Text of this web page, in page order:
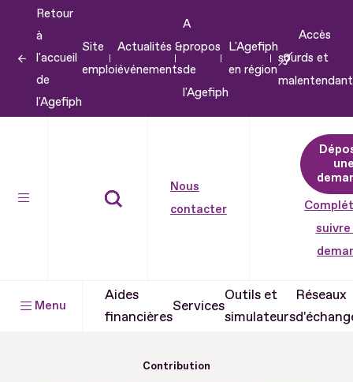
contenu
Retour
à
l'accueil
de
l'Agefiph
Site
emploi
Actualités &
événements
A
propos
de
l'Agefiph
L'Agefiph
en région
Accès
sourds et
Nous
contacter
suivre
Menu
Aides
financières
Services
Outils et
simulateurs
Réseaux
Contribution